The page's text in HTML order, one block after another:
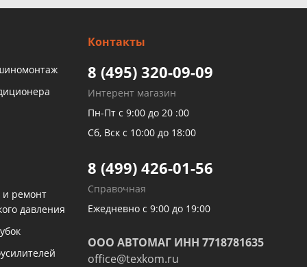
и ремонт
давления
Контакты
8 (495) 320-09-09
Интерент магазин
Пн-Пт с 9:00 до 20 :00
Сб, Вск с 10:00 до 18:00
8 (499) 426-01-56
Справочная
Ежедневно с 9:00 до 19:00
ООО АВТОМАГ ИНН 7718781635
office@texkom.ru